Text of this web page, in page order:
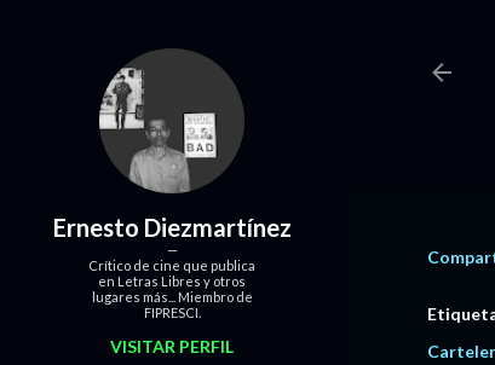
Ernesto Diezmartínez
Crítico de cine que publica
en Letras Libres y otros
lugares más... Miembro de
FIPRESCI.
VISITAR PERFIL